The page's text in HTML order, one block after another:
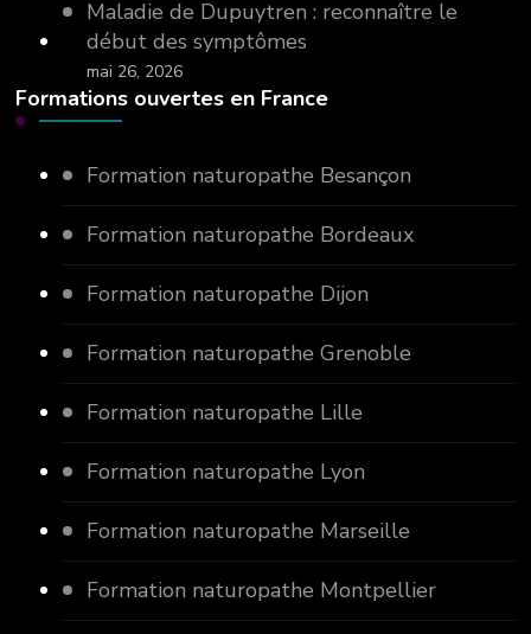
Maladie de Dupuytren : reconnaître le
début des symptômes
mai 26, 2026
Formations ouvertes en France
Formation naturopathe Besançon
Formation naturopathe Bordeaux
Formation naturopathe Dijon
Formation naturopathe Grenoble
Formation naturopathe Lille
Formation naturopathe Lyon
Formation naturopathe Marseille
Formation naturopathe Montpellier